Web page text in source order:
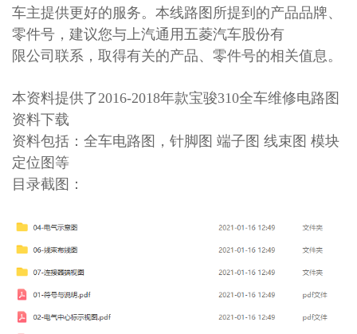
车主提供更好的服务。本线路图所提到的产品品牌、
零件号，建议您与上汽通用五菱汽车股份有
限公司联系，取得有关的产品、零件号的相关值息。
本资料提供了2016-2018年款宝骏310全车维修电路图
资料下载
资料包括：全车电路图，针脚图 端子图 线束图 模块
定位图等
目录截图：